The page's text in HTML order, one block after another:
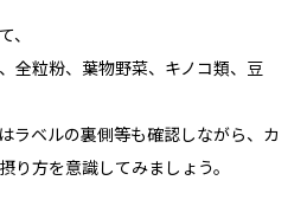
、
全粒粉、葉物野菜、キノコ類、豆
ラベルの裏側等も確認しながら、カ
り方を意識してみましょう。